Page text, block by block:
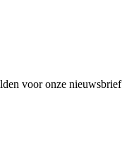
voor onze nieuwsbrief